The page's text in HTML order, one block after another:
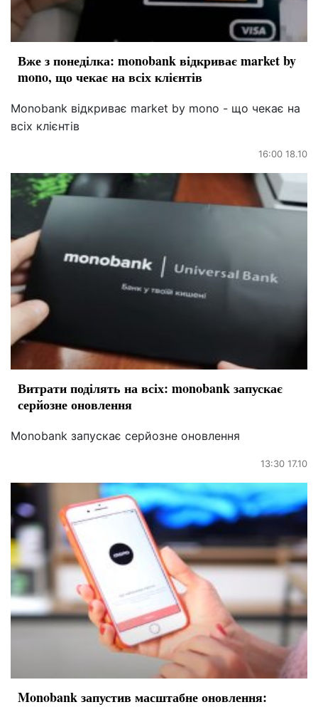
Вже з понеділка: monobank відкриває market by
mono, що чекає на всіх клієнтів
Monobank відкриває market by mono - що чекає на
всіх клієнтів
16:00 18.10
Витрати поділять на всіх: monobank запускає
серйозне оновлення
Monobank запускає серйозне оновлення
13:30 17.10
Monobank запустив масштабне оновлення: